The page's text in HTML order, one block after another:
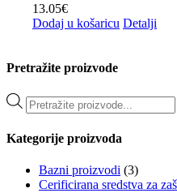
13.05€
Dodaj u košaricu Detalji
Pretražite proizvode
Products
search
Kategorije proizvoda
Bazni proizvodi (3)
Cerificirana sredstva za